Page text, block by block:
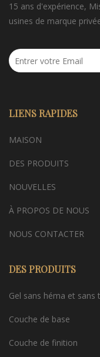
15 ans d'expérience,
usines de marque
LIENS RAPIDES
MAISON
DES PRODUITS
NOUVELLES
À PROPOS DE NOUS
NOUS CONTACTER
DES PRODUITS
Gel sans héma et sans
Couche de base
Couche de finition